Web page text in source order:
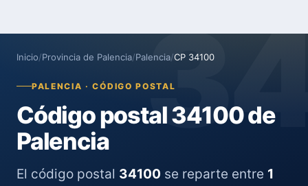
Inicio/Provincia de Palencia/Palencia/CP 34100
PALENCIA · CÓDIGO POSTAL
Código postal 34100 de
Palencia
El código postal 34100 se reparte entre 1